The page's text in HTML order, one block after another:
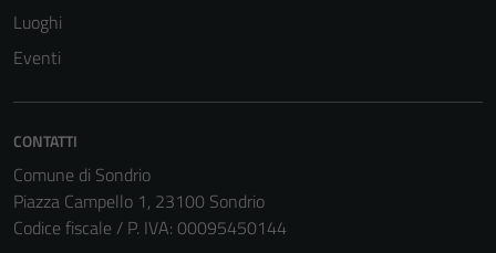
Luoghi
Eventi
CONTATTI
Comune di Sondrio
Piazza Campello 1, 23100 Sondrio
Codice fiscale / P. IVA: 00095450144
Tecnici
del sito e non